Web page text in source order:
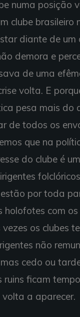
numa posição
clube brasileiro
diante de um
demora e
de uma
volta. E
pesa mais do
de todos os
que na
do clube é
por toda
holofotes com os
os clubes
não
cedo ou
ruins ficam
a aparecer.